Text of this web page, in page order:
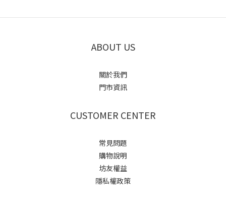
ABOUT US
關於我們
門市資訊
CUSTOMER CENTER
常見問題
購物說明
坊友權益
隱私權政策